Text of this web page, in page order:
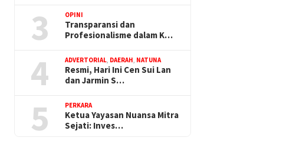
3 OPINI
Transparansi dan
Profesionalisme dalam K…
4 ADVERTORIAL, DAERAH, NATUNA
Resmi, Hari Ini Cen Sui Lan
dan Jarmin S…
5 PERKARA
Ketua Yayasan Nuansa Mitra
Sejati: Inves…